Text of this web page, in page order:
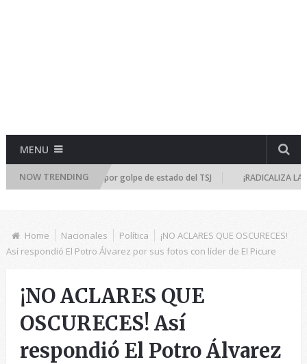
MENU
NOW TRENDING
de emergencia por golpe de estado del TSJ ¡RADICALIZA LA
Home Nacionales Política
¡NO ACLARES QUE OSCURECES!
Así respondió El Potro Álvarez por sus fotos con líder de El Picure
¡NO ACLARES QUE
OSCURECES! Así
respondió El Potro Álvarez